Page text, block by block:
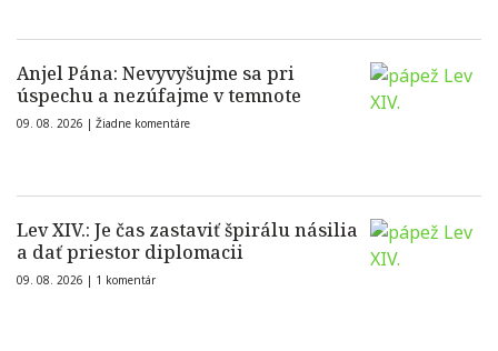
Anjel Pána: Nevyvyšujme sa pri
úspechu a nezúfajme v temnote
09. 08. 2026 | Žiadne komentáre
Lev XIV.: Je čas zastaviť špirálu násilia
a dať priestor diplomacii
09. 08. 2026 | 1 komentár